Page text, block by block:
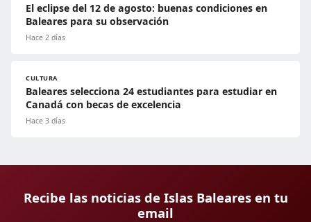
El eclipse del 12 de agosto: buenas condiciones en
Baleares para su observación
Hace 2 días
CULTURA
Baleares selecciona 24 estudiantes para estudiar en
Canadá con becas de excelencia
Hace 3 días
Recibe las noticias de Islas Baleares en tu
email